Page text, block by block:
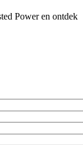
Power en ontdek